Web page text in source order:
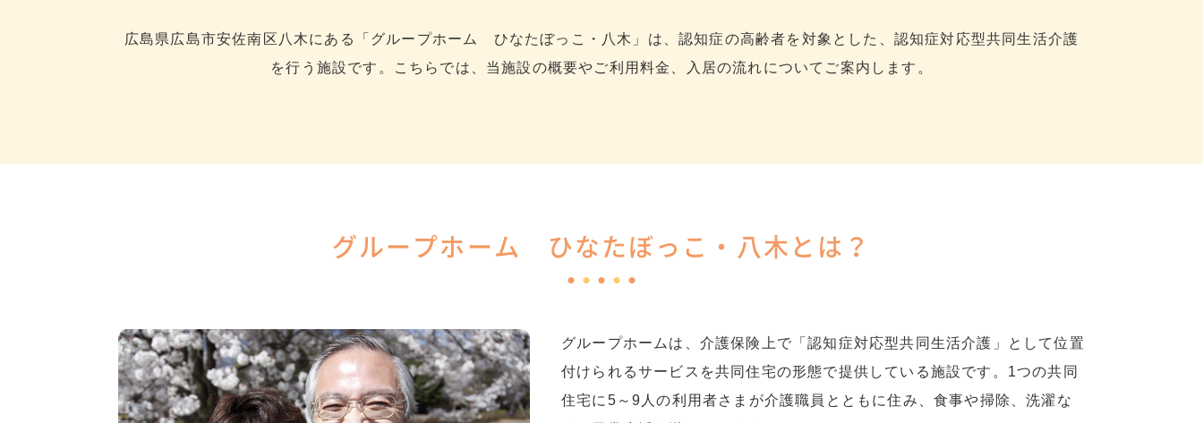
広島県広島市安佐南区八木にある「グループホーム ひなたぼっこ・八木」は、認知症の高齢者を対象とした、認知症対応型共同生活介護
を行う施設です。こちらでは、当施設の概要やご利用料金、入居の流れについてご案内します。
グループホーム ひなたぼっこ・八木とは？
グループホームは、介護保険上で「認知症対応型共同生活介護」として位置
付けられるサービスを共同住宅の形態で提供している施設です。1つの共同
住宅に5～9人の利用者さまが介護職員とともに住み、食事や掃除、洗濯な